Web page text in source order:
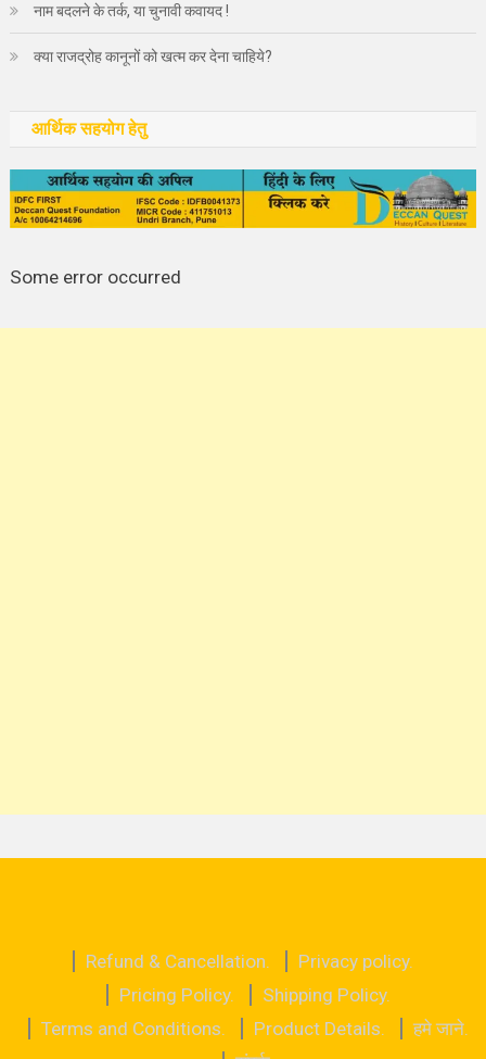
नाम बदलने के तर्क, या चुनावी कवायद !
क्या राजद्रोह कानूनों को खत्म कर देना चाहिये?
आर्थिक सहयोग हेतु
Some error occurred
Refund & Cancellation.
Privacy policy.
Pricing Policy.
Shipping Policy.
Terms and Conditions.
Product Details.
हमे जाने.